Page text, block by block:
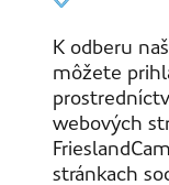
K odberu
môžete
webových
stránkach